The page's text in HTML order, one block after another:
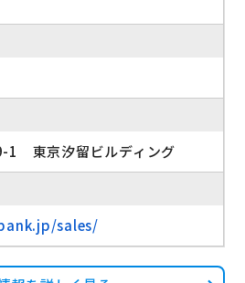
1 東京汐留ビルディング
sales/